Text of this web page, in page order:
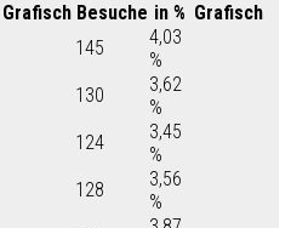
Grafisch Besuche in % Grafisch
145
4,03
%
130
3,62
%
124
3,45
%
128
3,56
%